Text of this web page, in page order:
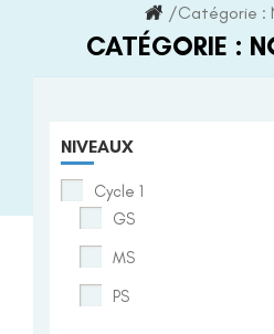
/Catégorie :
CATÉGORIE :
NIVEAUX
Cycle 1
GS
MS
PS